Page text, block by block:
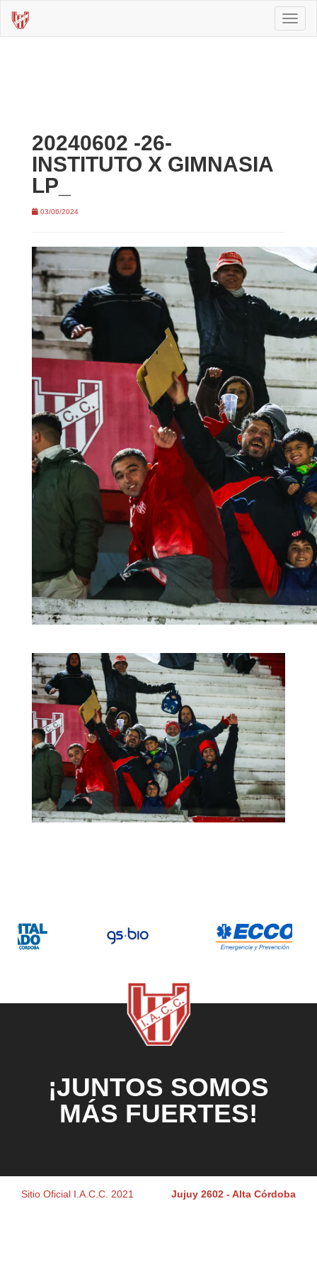
20240602 -26-
INSTITUTO X GIMNASIA
LP_
03/06/2024
¡JUNTOS SOMOS
MÁS FUERTES!
Sitio Oficial I.A.C.C. 2021 Jujuy 2602 - Alta Córdoba